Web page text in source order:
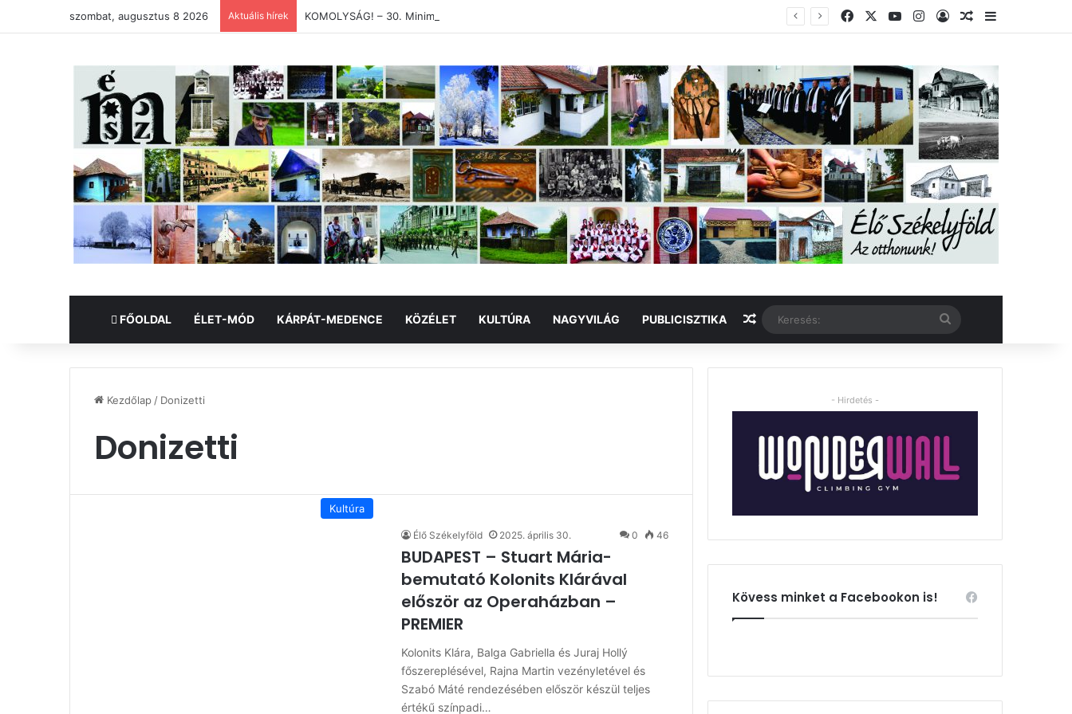
szombat, augusztus 8 2026 Aktuális hírek KOMOLYSÁG! – 30. Minimum Party alkotótábor és szakmai fórum FacebookYouTubeInstagram
BelépésVéletlen cikk
Oldalsáv
FŐOLDAL ÉLET-MÓD KÁRPÁT-MEDENCE KÖZÉLET KULTÚRA NAGYVILÁG PUBLICISZTIKA Véletlen cikk Keresés:
Kezdőlap / Donizetti
Donizetti
Kultúra
Élő Székelyföld 2025. április 30. 0 46
BUDAPEST – Stuart Mária-
bemutató Kolonits Klárával
először az Operaházban –
PREMIER
Kolonits Klára, Balga Gabriella és Juraj Hollý
főszereplésével, Rajna Martin vezényletével és
Szabó Máté rendezésében először készül teljes
értékű színpadi…
- Hirdetés -
Kövess minket a Facebookon is!